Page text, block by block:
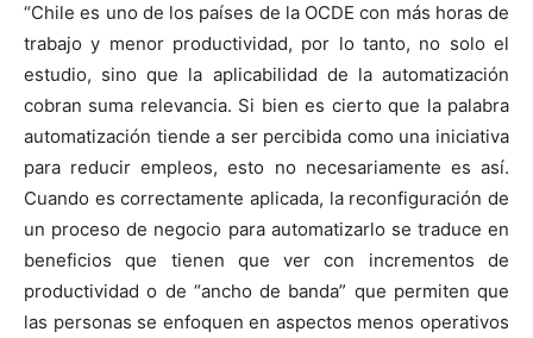
“Chile es uno de los países de la OCDE con más horas de
trabajo y menor productividad, por lo tanto, no solo el
estudio, sino que la aplicabilidad de la automatización
cobran suma relevancia. Si bien es cierto que la palabra
automatización tiende a ser percibida como una iniciativa
para reducir empleos, esto no necesariamente es así.
Cuando es correctamente aplicada, la reconfiguración de
un proceso de negocio para automatizarlo se traduce en
beneficios que tienen que ver con incrementos de
productividad o de “ancho de banda” que permiten que
las personas se enfoquen en aspectos menos operativos